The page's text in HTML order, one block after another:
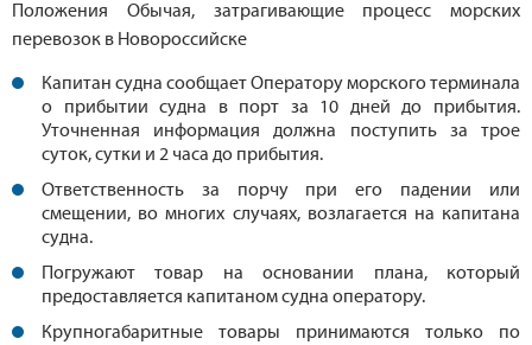
Положения Обычая, затрагивающие процесс морских
перевозок в Новороссийске
Капитан судна сообщает Оператору морского терминала
о прибытии судна в порт за 10 дней до прибытия.
Уточненная информация должна поступить за трое
суток, сутки и 2 часа до прибытия.
Ответственность за порчу при его падении или
смещении, во многих случаях, возлагается на капитана
судна.
Погружают товар на основании плана, который
предоставляется капитаном судна оператору.
Крупногабаритные товары принимаются только по